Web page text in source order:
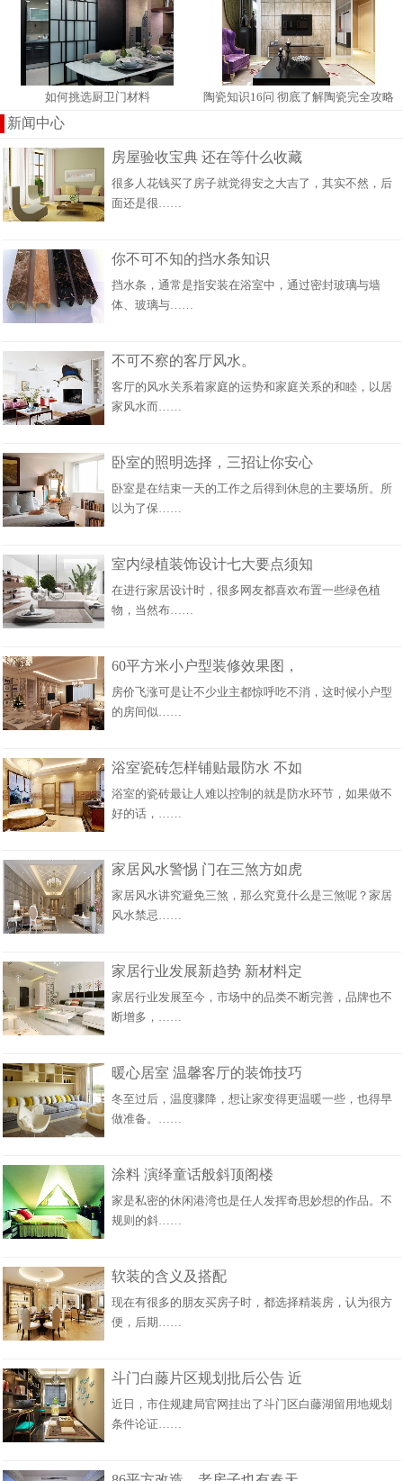
如何挑选厨卫门材料 陶瓷知识16问 彻底了解陶瓷完全攻略
新闻中心
房屋验收宝典 还在等什么收藏
很多人花钱买了房子就觉得安之大吉了，其实不然，后
面还是很……
你不可不知的挡水条知识
挡水条，通常是指安装在浴室中，通过密封玻璃与墙
体、玻璃与……
不可不察的客厅风水。
客厅的风水关系着家庭的运势和家庭关系的和睦，以居
家风水而……
卧室的照明选择，三招让你安心
卧室是在结束一天的工作之后得到休息的主要场所。所
以为了保……
室内绿植装饰设计七大要点须知
在进行家居设计时，很多网友都喜欢布置一些绿色植
物，当然布……
60平方米小户型装修效果图，
房价飞涨可是让不少业主都惊呼吃不消，这时候小户型
的房间似……
浴室瓷砖怎样铺贴最防水 不如
浴室的瓷砖最让人难以控制的就是防水环节，如果做不
好的话，……
家居风水警惕 门在三煞方如虎
家居风水讲究避免三煞，那么究竟什么是三煞呢？家居
风水禁忌……
家居行业发展新趋势 新材料定
家居行业发展至今，市场中的品类不断完善，品牌也不
断增多，……
暖心居室 温馨客厅的装饰技巧
冬至过后，温度骤降，想让家变得更温暖一些，也得早
做准备。……
涂料 演绎童话般斜顶阁楼
家是私密的休闲港湾也是任人发挥奇思妙想的作品。不
规则的斜……
软装的含义及搭配
现在有很多的朋友买房子时，都选择精装房，认为很方
便，后期……
斗门白藤片区规划批后公告 近
近日，市住规建局官网挂出了斗门区白藤湖留用地规划
条件论证……